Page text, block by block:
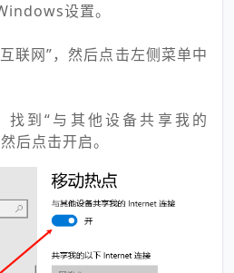
设置。
联网”，然后点击左侧菜单中
找到“与其他设备共享我的
后点击开启。